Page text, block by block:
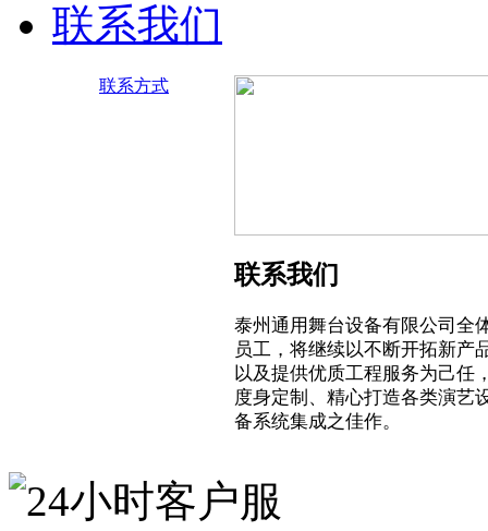
联系我们
联系方式
联系我们
泰州通用舞台设备有限公司全
员工，将继续以不断开拓新产
以及提供优质工程服务为己任
度身定制、精心打造各类演艺
备系统集成之佳作。